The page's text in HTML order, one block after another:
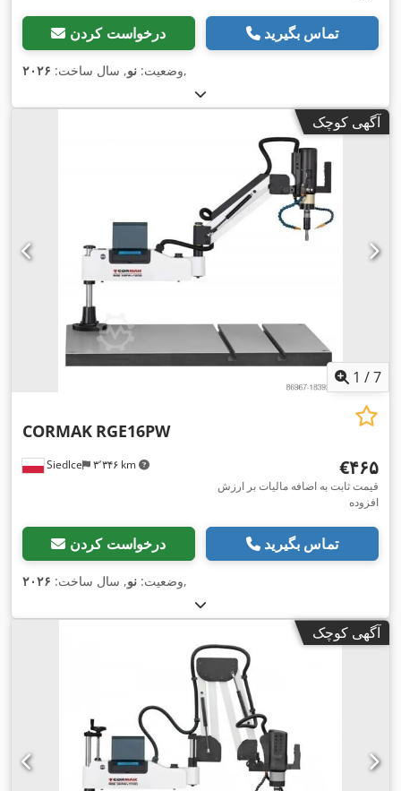
درخواست کردن تماس بگیرید
وضعیت: نو, سال ساخت: ۲۰۲۶ ,
آگهی کوچک
1 /7
Siedlce ۳٬۳۴۶ km
CORMAK RGE16PW
‎€۴۶۵
قیمت ثابت به اضافه مالیات بر ارزش
افزوده
درخواست کردن تماس بگیرید
وضعیت: نو, سال ساخت: ۲۰۲۶ ,
آگهی کوچک